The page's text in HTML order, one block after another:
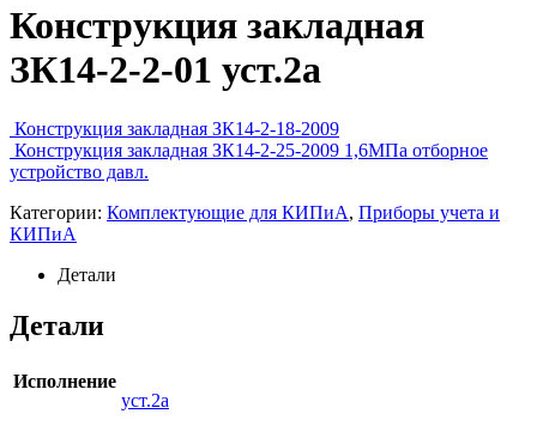
Конструкция закладная
ЗК14-2-2-01 уст.2а
Конструкция закладная ЗК14-2-18-2009
Конструкция закладная ЗК14-2-25-2009 1,6МПа отборное
устройство давл.
Категории: Комплектующие для КИПиА, Приборы учета и
КИПиА
Детали
Детали
Исполнение
уст.2а